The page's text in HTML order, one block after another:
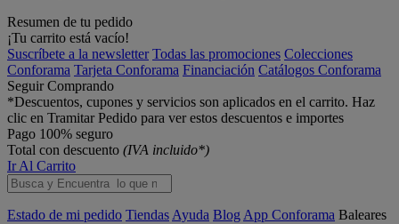
Resumen de tu pedido
¡Tu carrito está vacío!
Suscríbete a la newsletter Todas las promociones Colecciones
Conforama Tarjeta Conforama Financiación Catálogos Conforama
Seguir Comprando
*Descuentos, cupones y servicios son aplicados en el carrito. Haz
clic en Tramitar Pedido para ver estos descuentos e importes
Pago 100% seguro
Total con descuento (IVA incluido*)
Ir Al Carrito
Estado de mi pedido Tiendas Ayuda Blog App Conforama Baleares